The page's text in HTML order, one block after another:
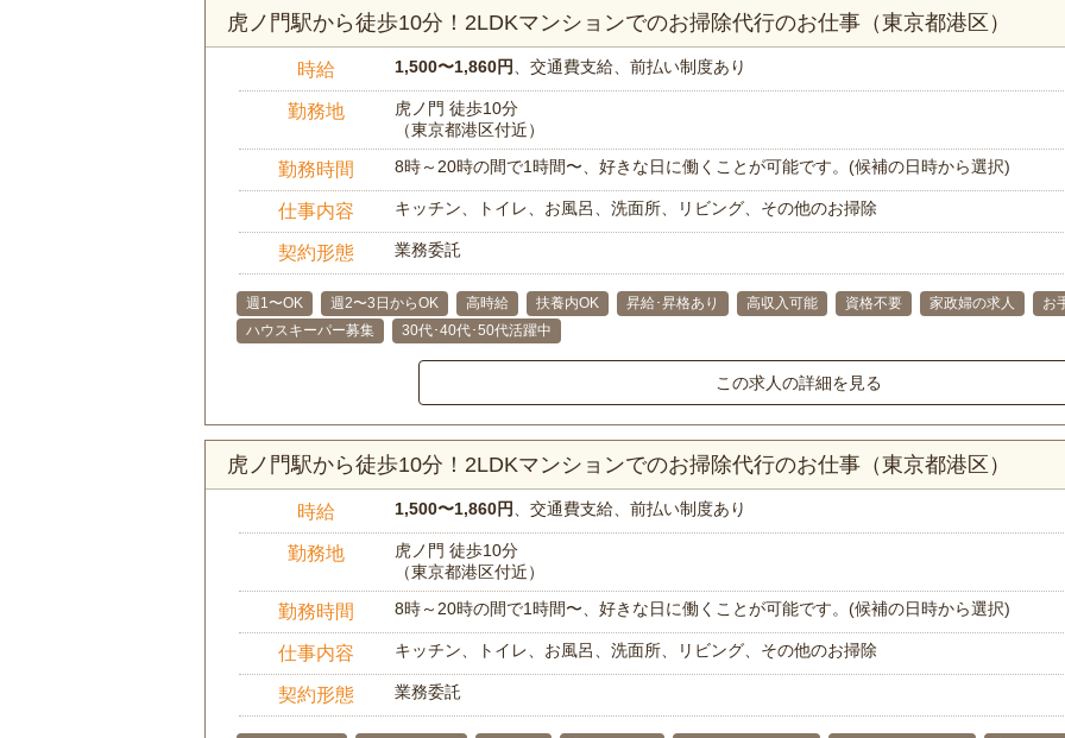
虎ノ門駅から徒歩10分！2LDKマンションでのお掃除代行のお仕事（東京都港区）
時給 1,500〜1,860円 、交通費支給、前払い制度あり
勤務地
虎ノ門 徒歩10分
（東京都港区付近）
勤務時間 8時～20時の間で1時間〜、好きな日に働くことが可能です。(候補の日時から選択)
仕事内容 キッチン、トイレ、お風呂、洗面所、リビング、その他のお掃除
契約形態 業務委託
週1〜OK 週2〜3日からOK 高時給 扶養内OK 昇給･昇格あり 高収入可能 資格不要 家政婦の求人 お
ハウスキーパー募集
30代･40代･50代活躍中
この求人の詳細を見る
虎ノ門駅から徒歩10分！2LDKマンションでのお掃除代行のお仕事（東京都港区）
時給 1,500〜1,860円 、交通費支給、前払い制度あり
勤務地
虎ノ門 徒歩10分
（東京都港区付近）
勤務時間 8時～20時の間で1時間〜、好きな日に働くことが可能です。(候補の日時から選択)
仕事内容 キッチン、トイレ、お風呂、洗面所、リビング、その他のお掃除
契約形態 業務委託